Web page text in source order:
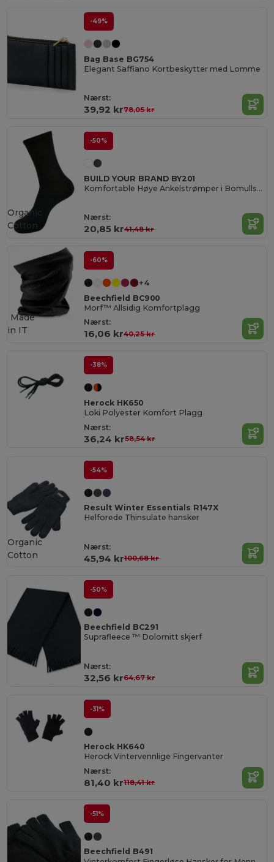
-49%
Bag Base BG754
Elegant Saffiano Kortbeskytter med Lomme
Nærst:
39,92 kr78,05 kr
-50%
BUILD YOUR BRAND BY201
Komfortable Høye Ankelstrømper i Bomullsblanding
Nærst:
20,85 kr41,48 kr
Organic
Cotton
-60%
+4
Beechfield BC900
Morf™ Allsidig Komfortplagg
Nærst:
16,06 kr40,25 kr
Made
in IT
-38%
Herock HK650
Loki Polyester Komfort Plagg
Nærst:
36,24 kr58,54 kr
-54%
Result Winter Essentials R147X
Helforede Thinsulate hansker
Nærst:
45,94 kr100,68 kr
Organic
Cotton
-50%
Beechfield BC291
Suprafleece ™ Dolomitt skjerf
Nærst:
32,56 kr64,67 kr
-31%
Herock HK640
Herock Vintervennlige Fingervanter
Nærst:
81,40 kr118,41 kr
-51%
Beechfield B491